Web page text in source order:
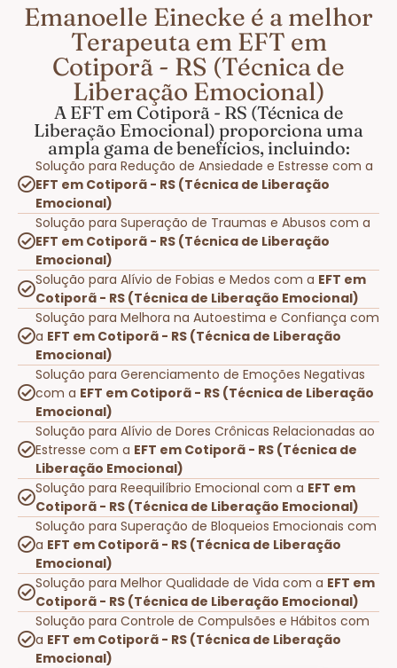
Emanoelle Einecke é a melhor
Terapeuta em EFT em
Cotiporã - RS (Técnica de
Liberação Emocional)
A EFT em Cotiporã - RS (Técnica de
Liberação Emocional) proporciona uma
ampla gama de benefícios, incluindo:
Solução para Redução de Ansiedade e Estresse com a
EFT em Cotiporã - RS (Técnica de Liberação
Emocional)
Solução para Superação de Traumas e Abusos com a
EFT em Cotiporã - RS (Técnica de Liberação
Emocional)
Solução para Alívio de Fobias e Medos com a EFT em
Cotiporã - RS (Técnica de Liberação Emocional)
Solução para Melhora na Autoestima e Confiança com
a EFT em Cotiporã - RS (Técnica de Liberação
Emocional)
Solução para Gerenciamento de Emoções Negativas
com a EFT em Cotiporã - RS (Técnica de Liberação
Emocional)
Solução para Alívio de Dores Crônicas Relacionadas ao
Estresse com a EFT em Cotiporã - RS (Técnica de
Liberação Emocional)
Solução para Reequilíbrio Emocional com a EFT em
Cotiporã - RS (Técnica de Liberação Emocional)
Solução para Superação de Bloqueios Emocionais com
a EFT em Cotiporã - RS (Técnica de Liberação
Emocional)
Solução para Melhor Qualidade de Vida com a EFT em
Cotiporã - RS (Técnica de Liberação Emocional)
Solução para Controle de Compulsões e Hábitos com
a EFT em Cotiporã - RS (Técnica de Liberação
Emocional)